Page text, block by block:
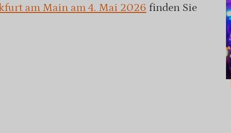
am Main am 4. Mai 2026 finden Sie